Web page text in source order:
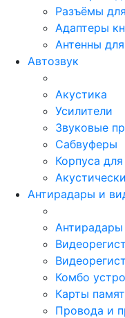
Разъёмы
Адаптеры
Антенны
Автозвук
Акустика
Усилители
Звуковые
Сабвуферы
Корпуса
Антирадары и
Антирадары
Комбо
Карты
Провода и